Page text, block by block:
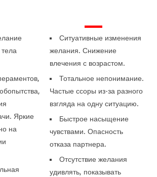
Яркие
на
—
Ситуативные изменения
желания. Снижение
влечения с возрастом.
Тотальное непонимание.
Частые ссоры из-за разного
взгляда на одну ситуацию.
Быстрое насыщение
чувствами. Опасность
отказа партнера.
Отсутствие желания
удивлять, показывать